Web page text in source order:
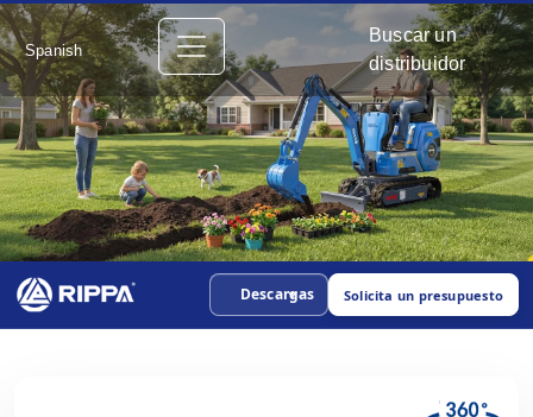
Spanish
Buscar un
distribuidor
Descargas Solicita un presupuesto